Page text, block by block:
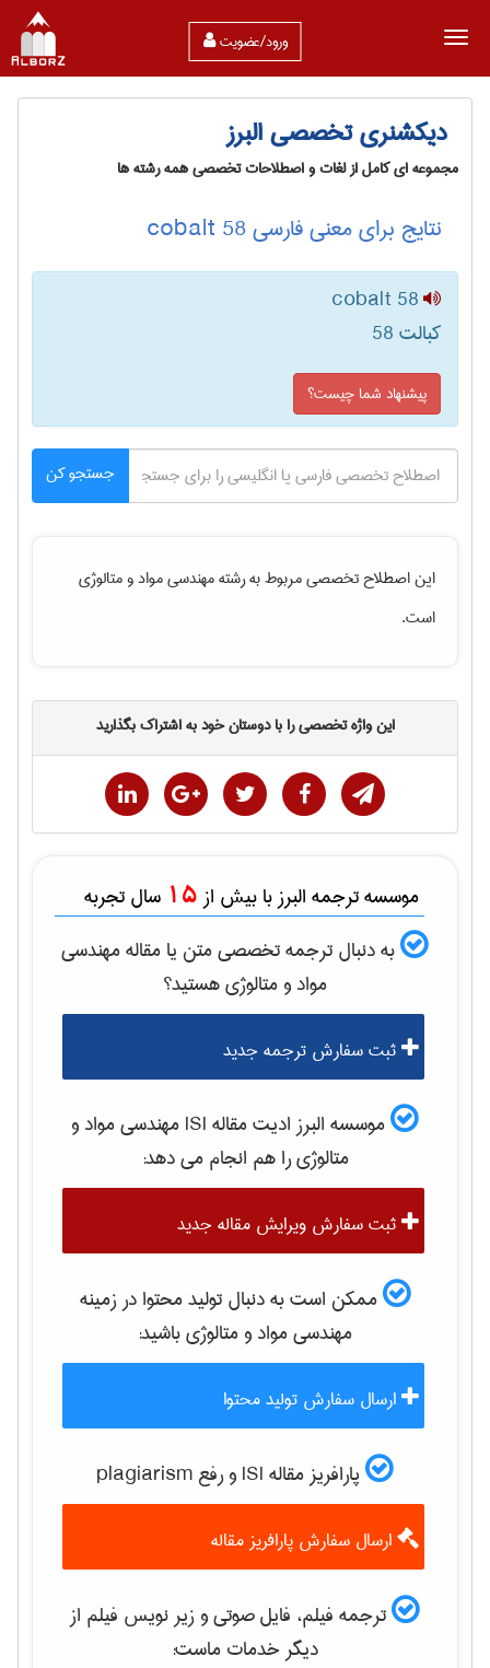
ورود/عضویت
دیکشنری تخصصی البرز
مجموعه ای کامل از لغات و اصطلاحات تخصصی همه رشته ها
نتایج برای معنی فارسی cobalt 58
cobalt 58
کبالت 58
پیشنهاد شما چیست؟
جستجو کن
این اصطلاح تخصصی مربوط به رشتهمهندسی مواد و متالوژی
است.
این واژه تخصصی را با دوستان خود به اشتراک بگذارید
موسسه ترجمه البرز با بیش از 15 سال تجربه
به دنبال ترجمه تخصصی متن یا مقالهمهندسی
مواد و متالوژیهستید؟
ثبت سفارش ترجمه جدید
موسسه البرز ادیت مقاله ISI
مهندسی مواد و
متالوژیرا هم انجام می دهد:
ثبت سفارش ویرایش مقاله جدید
ممکن است به دنبال تولید محتوا در زمینه
مهندسی مواد و متالوژیباشید:
ارسال سفارش تولید محتوا
پارافریز مقاله ISI و رفع plagiarism
ارسال سفارش پارافریز مقاله
ترجمه فیلم، فایل صوتی و زیر نویس فیلم از
دیگر خدمات ماست: